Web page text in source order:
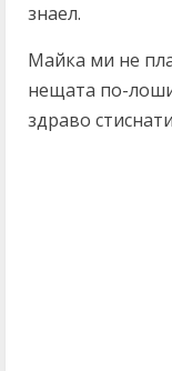
знаел.
Майка ми не
нещата по-
здраво